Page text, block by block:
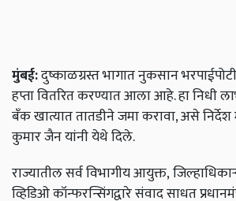
मुंबई:दुष्काळग्रस्त भागात नुकसान
हप्ता वितरित करण्यात आला आहे. हा निधी
बँक खात्यात तातडीने जमा करावा, असे
कुमार जैन यांनी येथे दिले.
राज्यातील सर्व विभागीय आयुक्त,
व्हिडिओ कॉन्फरन्सिंगद्वारे संवाद साधत